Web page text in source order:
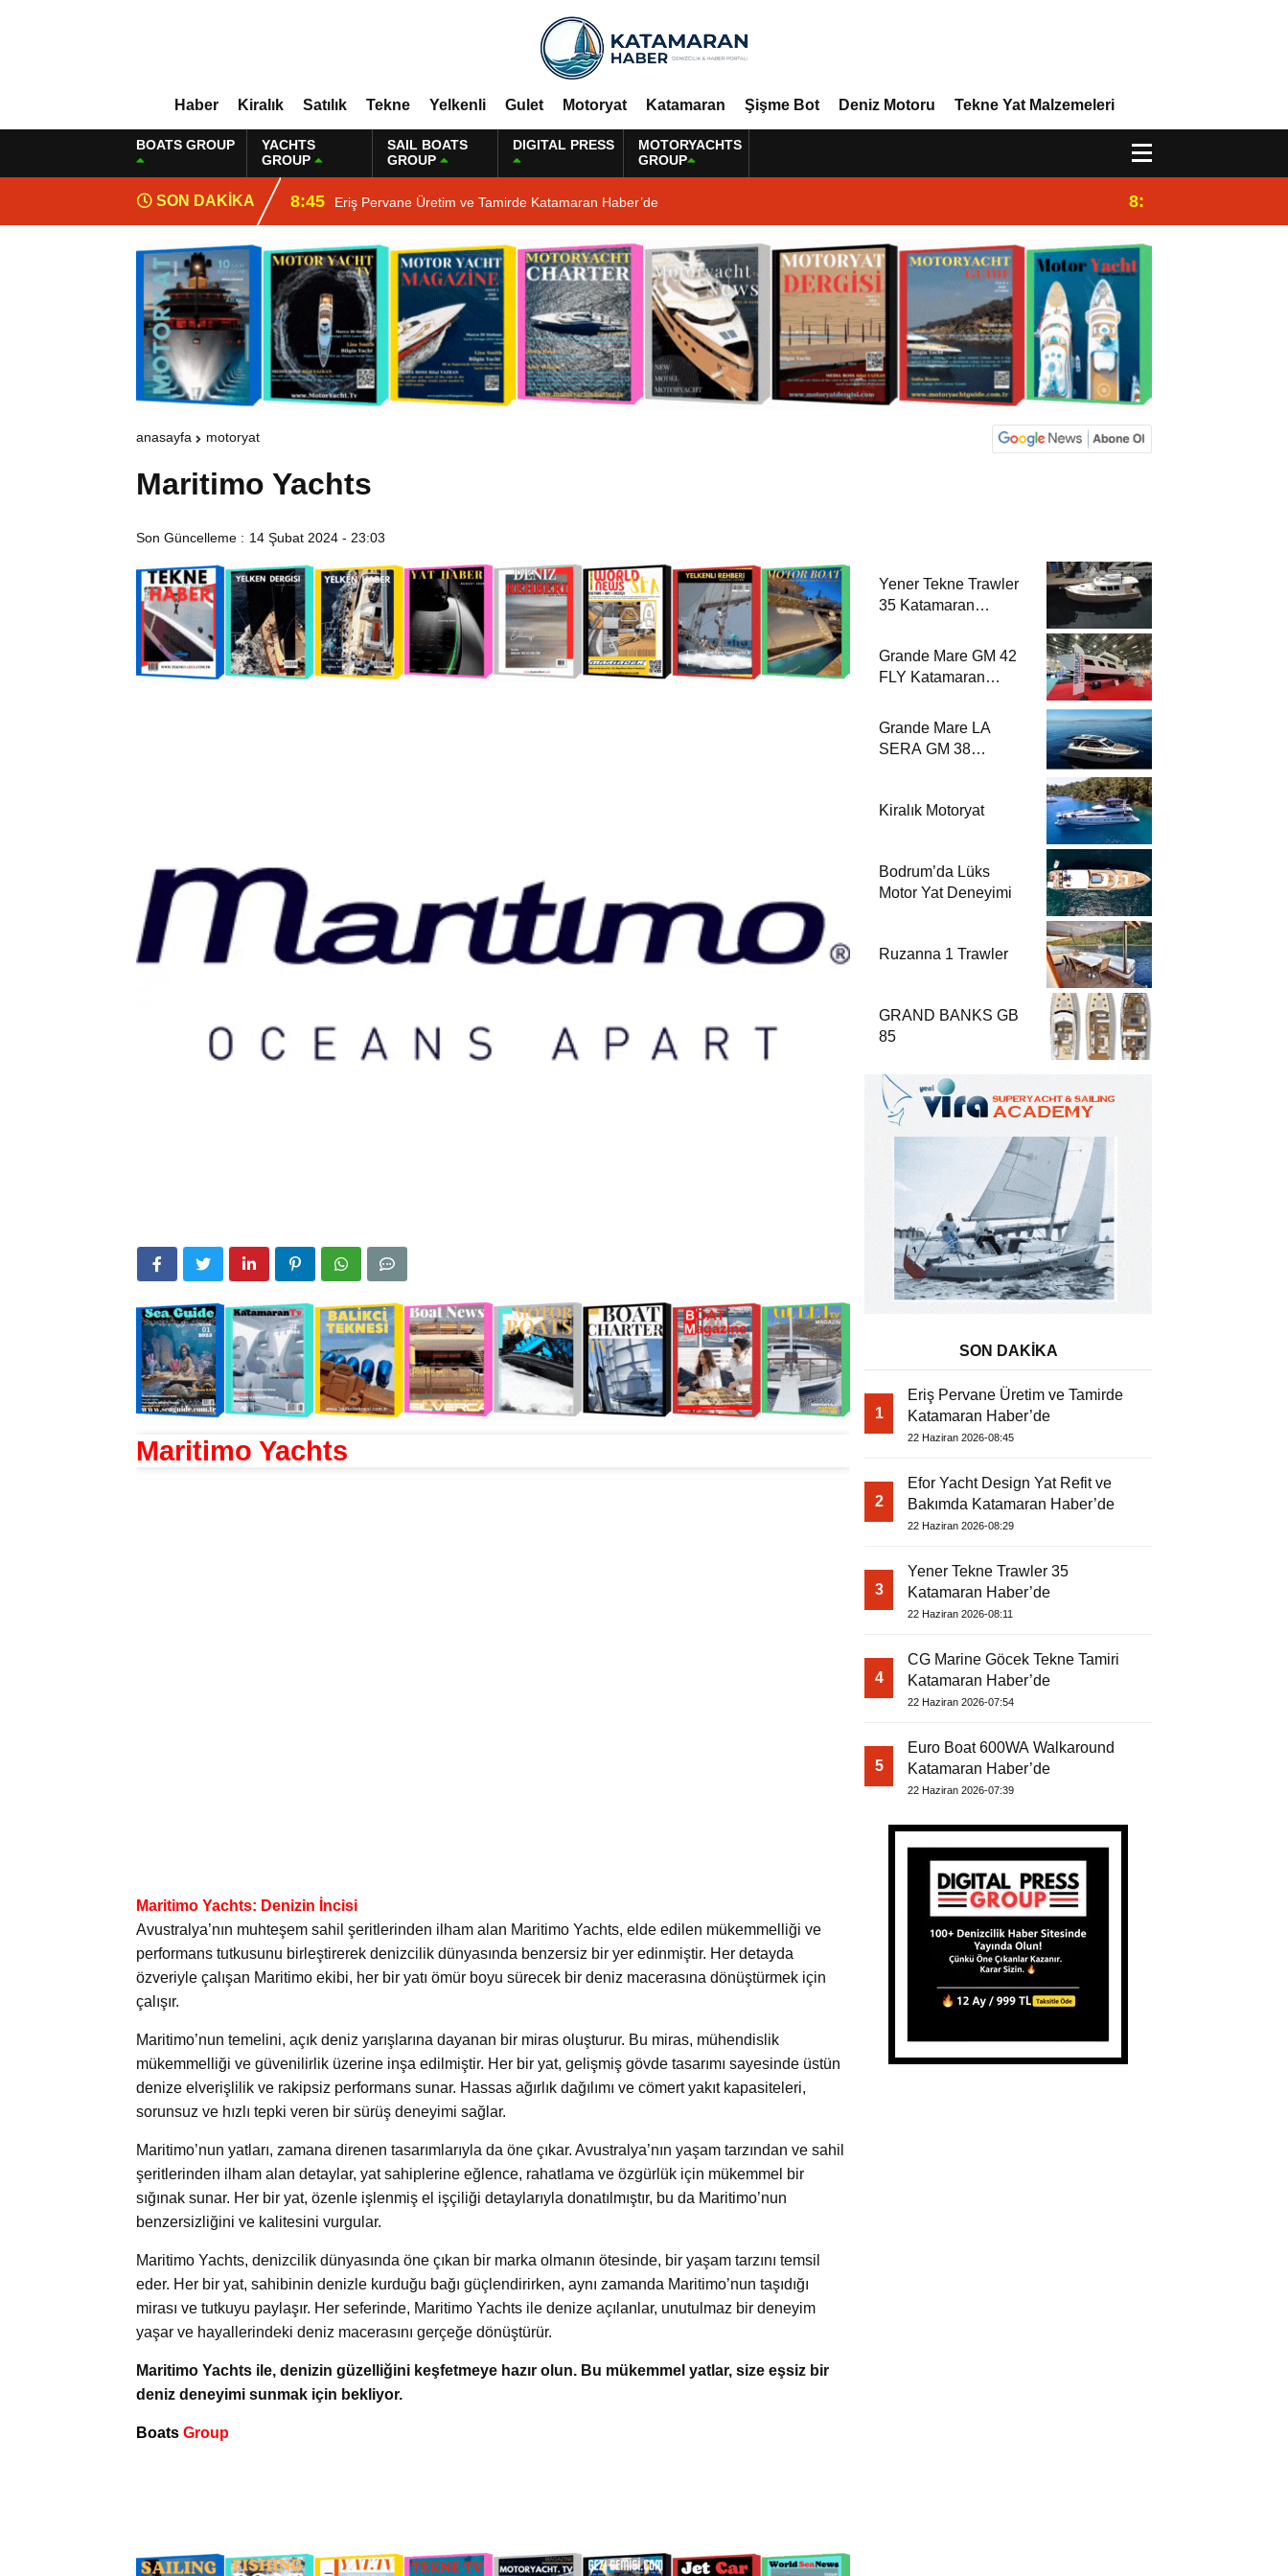
Haber Kiralık Satılık Tekne Yelkenli Gulet Motoryat Katamaran Şişme Bot Deniz Motoru Tekne Yat Malzemeleri
BOATS GROUP
YACHTS
GROUP
SAIL BOATS
GROUP
DIGITAL PRESS
MOTORYACHTS
GROUP
SON DAKİKA 8:45 Eriş Pervane Üretim ve Tamirde Katamaran Haber’de 8:29
anasayfa motoryat
Maritimo Yachts
Son Güncelleme : 14 Şubat 2024 - 23:03
Maritimo Yachts
Maritimo Yachts: Denizin İncisi
Avustralya’nın muhteşem sahil şeritlerinden ilham alan Maritimo Yachts, elde edilen mükemmelliği ve
performans tutkusunu birleştirerek denizcilik dünyasında benzersiz bir yer edinmiştir. Her detayda
özveriyle çalışan Maritimo ekibi, her bir yatı ömür boyu sürecek bir deniz macerasına dönüştürmek için
çalışır.
Maritimo’nun temelini, açık deniz yarışlarına dayanan bir miras oluşturur. Bu miras, mühendislik
mükemmelliği ve güvenilirlik üzerine inşa edilmiştir. Her bir yat, gelişmiş gövde tasarımı sayesinde üstün
denize elverişlilik ve rakipsiz performans sunar. Hassas ağırlık dağılımı ve cömert yakıt kapasiteleri,
sorunsuz ve hızlı tepki veren bir sürüş deneyimi sağlar.
Maritimo’nun yatları, zamana direnen tasarımlarıyla da öne çıkar. Avustralya’nın yaşam tarzından ve sahil
şeritlerinden ilham alan detaylar, yat sahiplerine eğlence, rahatlama ve özgürlük için mükemmel bir
sığınak sunar. Her bir yat, özenle işlenmiş el işçiliği detaylarıyla donatılmıştır, bu da Maritimo’nun
benzersizliğini ve kalitesini vurgular.
Maritimo Yachts, denizcilik dünyasında öne çıkan bir marka olmanın ötesinde, bir yaşam tarzını temsil
eder. Her bir yat, sahibinin denizle kurduğu bağı güçlendirirken, aynı zamanda Maritimo’nun taşıdığı
mirası ve tutkuyu paylaşır. Her seferinde, Maritimo Yachts ile denize açılanlar, unutulmaz bir deneyim
yaşar ve hayallerindeki deniz macerasını gerçeğe dönüştürür.
Maritimo Yachts ile, denizin güzelliğini keşfetmeye hazır olun. Bu mükemmel yatlar, size eşsiz bir
deniz deneyimi sunmak için bekliyor.
Boats Group
Yener Tekne Trawler
35 Katamaran
Grande Mare GM 42
FLY Katamaran
Grande Mare LA
SERA GM 38
Kiralık Motoryat
Bodrum’da Lüks
Motor Yat Deneyimi
Ruzanna 1 Trawler
GRAND BANKS GB
85
SON DAKİKA
1
Eriş Pervane Üretim ve Tamirde
Katamaran Haber’de
22 Haziran 2026-08:45
2
Efor Yacht Design Yat Refit ve
Bakımda Katamaran Haber’de
22 Haziran 2026-08:29
3
Yener Tekne Trawler 35
Katamaran Haber’de
22 Haziran 2026-08:11
4
CG Marine Göcek Tekne Tamiri
Katamaran Haber’de
22 Haziran 2026-07:54
5
Euro Boat 600WA Walkaround
Katamaran Haber’de
22 Haziran 2026-07:39